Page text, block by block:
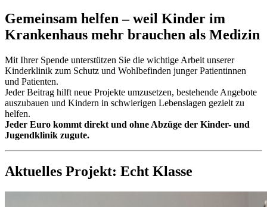
Gemeinsam helfen – weil Kinder im
Krankenhaus mehr brauchen als Medizin
Mit Ihrer Spende unterstützen Sie die wichtige Arbeit unserer
Kinderklinik zum Schutz und Wohlbefinden junger Patientinnen
und Patienten.
Jeder Beitrag hilft neue Projekte umzusetzen, bestehende Angebote
auszubauen und Kindern in schwierigen Lebenslagen gezielt zu
helfen.
Jeder Euro kommt direkt und ohne Abzüge der Kinder- und
Jugendklinik zugute.
Aktuelles Projekt: Echt Klasse